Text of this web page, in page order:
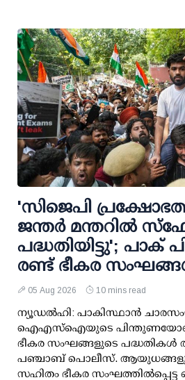
'സിജെപി
ജന്തര്‍ മന്തറില്‍
പദ്ധതിയിട്ടു';
രണ്ട് ഭീകര
05 Aug 2026 10 mins read
ന്യൂഡല്‍ഹി: പാകിസ്ഥാന്‍
ഐഎസ്ഐയുടെ പിന്തുണയോടെ
ഭീകര സംഘങ്ങളുടെ പദ്ധതികള്‍
പഞ്ചാബ് പൊലീസ്. ആയുധങ്ങളും
സഹിതം ഭീകര സംഘത്തില്‍പ്പെട്ട